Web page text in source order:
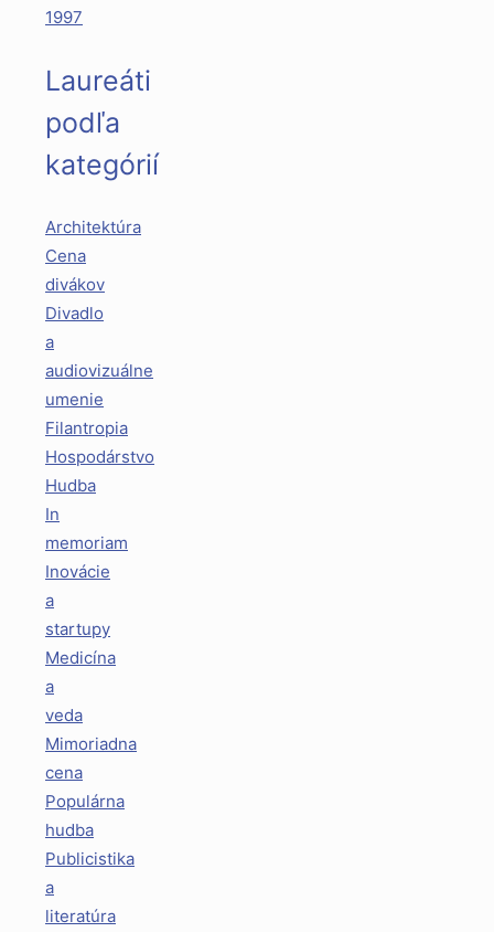
1997
Laureáti
podľa
kategórií
Architektúra
Cena
divákov
Divadlo
a
audiovizuálne
umenie
Filantropia
Hospodárstvo
Hudba
In
memoriam
Inovácie
a
startupy
Medicína
a
veda
Mimoriadna
cena
Populárna
hudba
Publicistika
a
literatúra